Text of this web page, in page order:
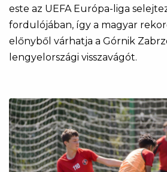
este az UEFA Európa-liga
fordulójában, így a magyar
előnyből várhatja a Górnik
lengyelországi visszavágót.